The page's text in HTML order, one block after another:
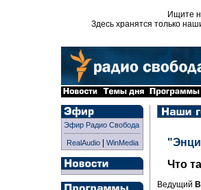
Ищите
Здесь хранятся только
Эфир Радио Свобода
RealAudio| WinMedia
Что
Ведущий